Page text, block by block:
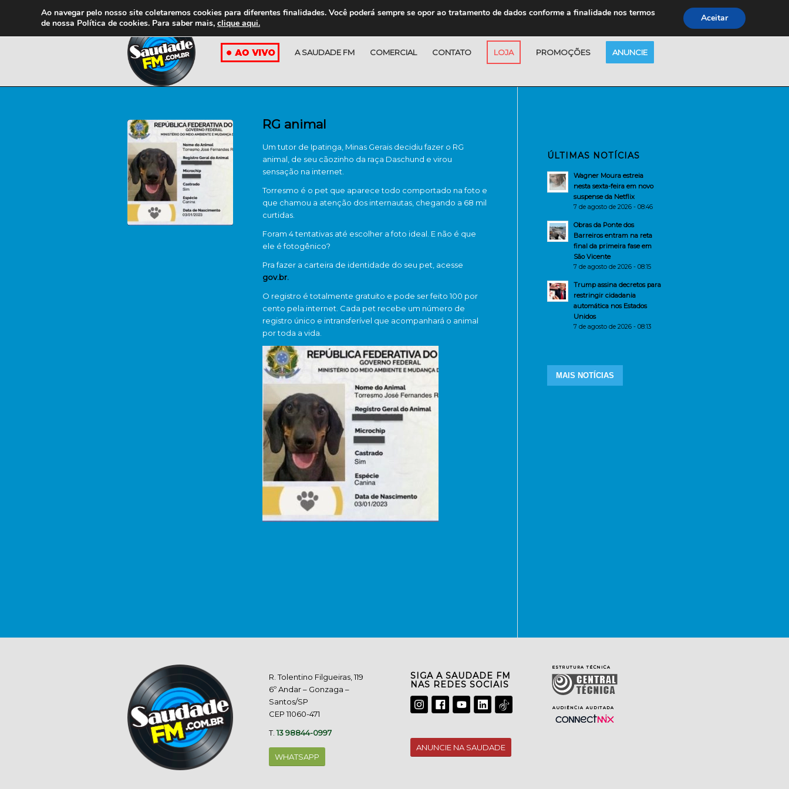
A SAUDADE FM COMERCIAL CONTATO LOJA PROMOÇÕES ANUNCIE
RG animal
Um tutor de Ipatinga, Minas Gerais decidiu fazer o RG
animal, de seu cãozinho da raça Daschund e virou
sensação na internet.
Torresmo é o pet que aparece todo comportado na foto e
que chamou a atenção dos internautas, chegando a 68 mil
curtidas.
Foram 4 tentativas até escolher a foto ideal. E não é que
ele é fotogênico?
Pra fazer a carteira de identidade do seu pet, acesse
gov.br.
O registro é totalmente gratuito e pode ser feito 100 por
cento pela internet. Cada pet recebe um número de
registro único e intransferível que acompanhará o animal
por toda a vida.
ÚLTIMAS NOTÍCIAS
Wagner Moura estreia
nesta sexta-feira em novo
suspense da Netflix
7 de agosto de 2026 - 08:46
Obras da Ponte dos
Barreiros entram na reta
final da primeira fase em
São Vicente
7 de agosto de 2026 - 08:15
Trump assina decretos para
restringir cidadania
automática nos Estados
Unidos
7 de agosto de 2026 - 08:13
MAIS NOTÍCIAS
R. Tolentino Filgueiras, 119
6º Andar – Gonzaga –
Santos/SP
CEP 11060-471
T.13 98844-0997
WHATSAPP
SIGA A SAUDADE FM
NAS REDES SOCIAIS
ANUNCIE NA SAUDADE
Ao navegar pelo nosso site coletaremos cookies para diferentes finalidades. Você poderá sempre se opor ao tratamento de dados conforme a finalidade nos termos
de nossa Política de cookies. Para saber mais, clique aqui. Aceitar